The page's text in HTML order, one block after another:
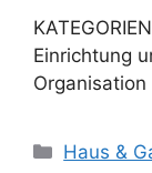
KATEGORIEN
Einrichtung
Organisation
Haus &